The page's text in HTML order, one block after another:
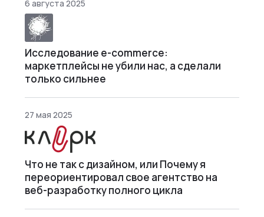
6 августа 2025
Исследование e-commerce:
маркетплейсы не убили нас, а сделали
только сильнее
27 мая 2025
Что не так с дизайном, или Почему я
переориентировал свое агентство на
веб-разработку полного цикла